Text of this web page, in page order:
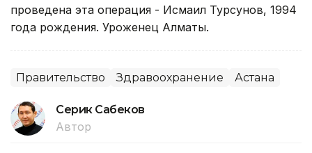
проведена эта операция - Исмаил Турсунов, 1994
года рождения. Уроженец Алматы.
Правительство Здравоохранение Астана
Серик Сабеков
Автор